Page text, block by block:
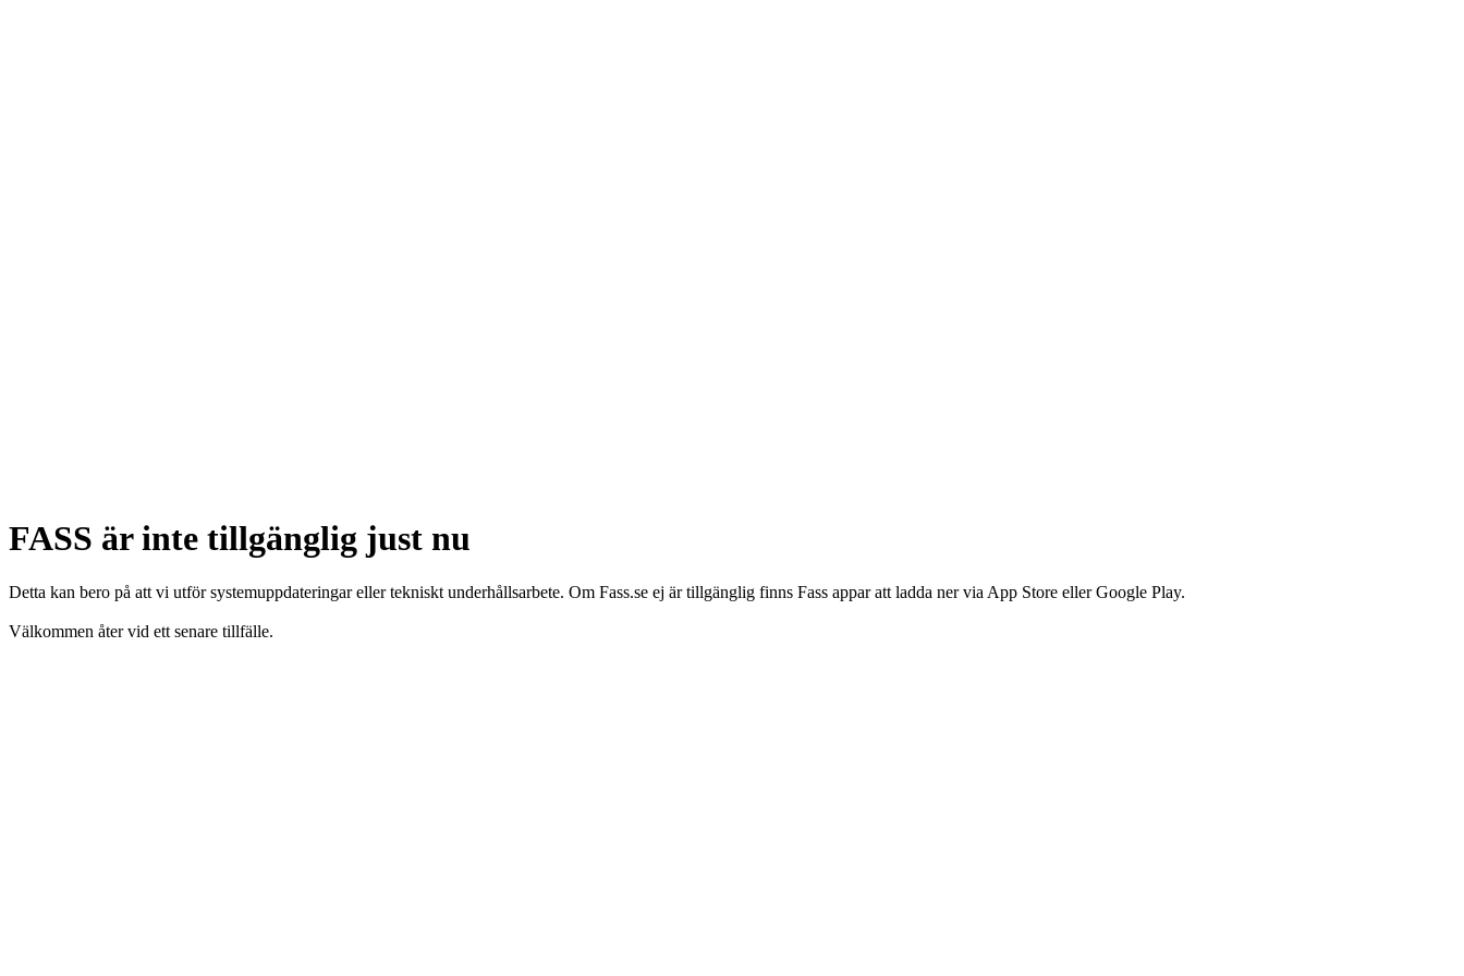
FASS är inte tillgänglig just nu
Detta kan bero på att vi utför systemuppdateringar eller tekniskt underhållsarbete. Om Fass.se ej är tillgänglig finns Fass appar att ladda ner via App Store eller Google Play.
Välkommen åter vid ett senare tillfälle.